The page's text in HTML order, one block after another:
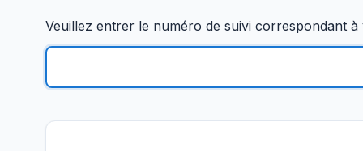
Veuillez entrer le numéro de suivi correspondant